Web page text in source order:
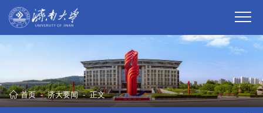
首页 - 济大要闻 - 正文